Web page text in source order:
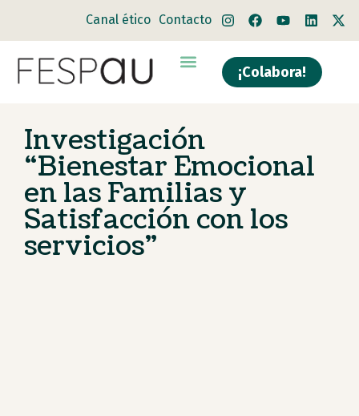
Canal ético Contacto
¡Colabora!
Investigación
“Bienestar Emocional
en las Familias y
Satisfacción con los
servicios”